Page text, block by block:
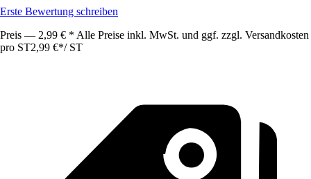
Erste Bewertung schreiben
Preis — 2,99 € * Alle Preise inkl. MwSt. und ggf. zzgl. Versandkosten
pro ST2,99 €*/ ST